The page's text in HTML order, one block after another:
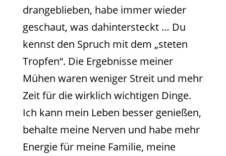
drangeblieben, habe immer wieder
geschaut, was dahintersteckt … Du
kennst den Spruch mit dem „steten
Tropfen“. Die Ergebnisse meiner
Mühen waren weniger Streit und mehr
Zeit für die wirklich wichtigen Dinge.
Ich kann mein Leben besser genießen,
behalte meine Nerven und habe mehr
Energie für meine Familie, meine